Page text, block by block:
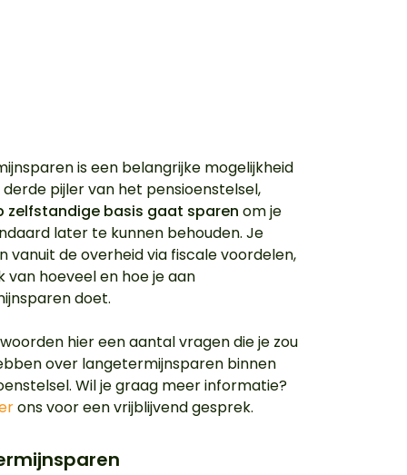
is een belangrijke mogelijkheid
pijler van het pensioenstelsel,
zelfstandige basis gaat sparen om je
later te kunnen behouden. Je
vanuit de overheid via fiscale voordelen,
van hoeveel en hoe je aan
doet.
hier een aantal vragen die je zou
over langetermijnsparen binnen
Wil je graag meer informatie?
ons voor een vrijblijvend gesprek.